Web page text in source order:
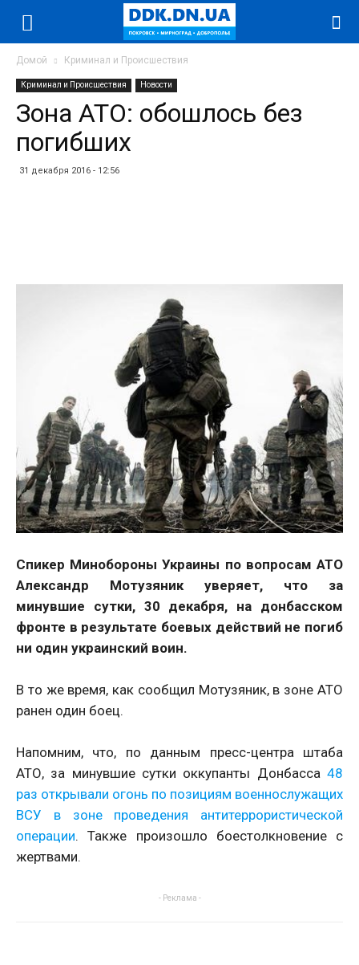
Домой Криминал и Происшествия
Криминал и Происшествия Новости
Зона АТО: обошлось без
погибших
31 декабря 2016 - 12:56
Спикер Минобороны Украины по вопросам АТО
Александр Мотузяник уверяет, что за
минувшие сутки, 30 декабря, на донбасском
фронте в результате боевых действий не погиб
ни один украинский воин.
В то же время, как сообщил Мотузяник, в зоне АТО
ранен один боец.
Напомним, что, по данным пресс-центра штаба
АТО, за минувшие сутки оккупанты Донбасса 48
раз открывали огонь по позициям военнослужащих
ВСУ в зоне проведения антитеррористической
операции. Также произошло боестолкновение с
жертвами.
- Реклама -